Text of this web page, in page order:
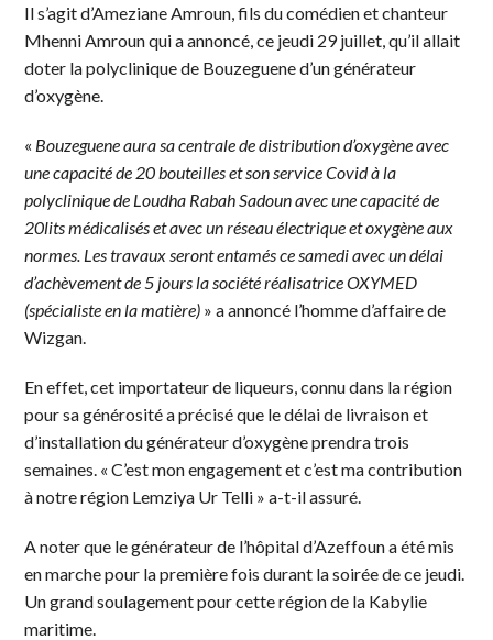
Il s’agit d’Ameziane Amroun, fils du comédien et chanteur
Mhenni Amroun qui a annoncé, ce jeudi 29 juillet, qu’il allait
doter la polyclinique de Bouzeguene d’un générateur
d’oxygène.
« Bouzeguene aura sa centrale de distribution d’oxygène avec
une capacité de 20 bouteilles et son service Covid à la
polyclinique de Loudha Rabah Sadoun avec une capacité de
20lits médicalisés et avec un réseau électrique et oxygène aux
normes. Les travaux seront entamés ce samedi avec un délai
d’achèvement de 5 jours la société réalisatrice OXYMED
(spécialiste en la matière) » a annoncé l’homme d’affaire de
Wizgan.
En effet, cet importateur de liqueurs, connu dans la région
pour sa générosité a précisé que le délai de livraison et
d’installation du générateur d’oxygène prendra trois
semaines. « C’est mon engagement et c’est ma contribution
à notre région Lemziya Ur Telli » a-t-il assuré.
A noter que le générateur de l’hôpital d’Azeffoun a été mis
en marche pour la première fois durant la soirée de ce jeudi.
Un grand soulagement pour cette région de la Kabylie
maritime.